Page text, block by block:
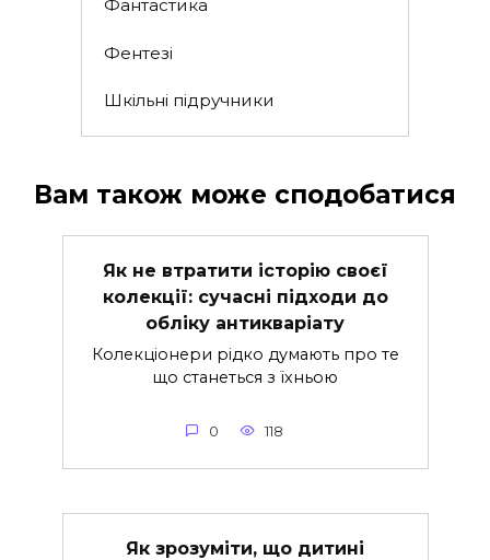
Фантастика
Фентезі
Шкільні підручники
Вам також може сподобатися
Як не втратити історію своєї
колекції: сучасні підходи до
обліку антикваріату
Колекціонери рідко думають про те
що станеться з їхньою
0 118
Як зрозуміти, що дитині